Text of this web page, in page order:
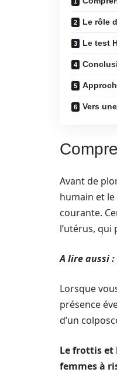
Le rôle
Le test
Vers
Avant de
humain et
courante.
l’utérus, qui
A lire aussi :
Lorsque
présence
d’un
Le frottis et
femmes à